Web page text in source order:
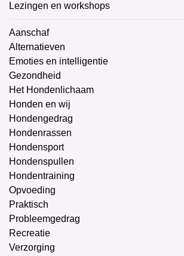
Lezingen en workshops
Aanschaf
Alternatieven
Emoties en intelligentie
Gezondheid
Het Hondenlichaam
Honden en wij
Hondengedrag
Hondenrassen
Hondensport
Hondenspullen
Hondentraining
Opvoeding
Praktisch
Probleemgedrag
Recreatie
Verzorging